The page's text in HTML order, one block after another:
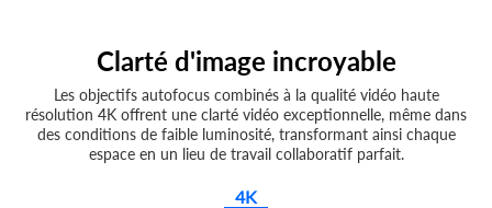
Clarté d'image incroyable
Les objectifs autofocus combinés à la qualité vidéo haute
résolution 4K offrent une clarté vidéo exceptionnelle, même dans
des conditions de faible luminosité, transformant ainsi chaque
espace en un lieu de travail collaboratif parfait.
4K